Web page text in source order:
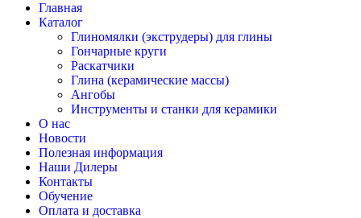
Главная
Каталог
Глиномялки (экструдеры) для глины
Гончарные круги
Раскатчики
Глина (керамические массы)
Ангобы
Инструменты и станки для керамики
О нас
Новости
Полезная информация
Наши Дилеры
Контакты
Обучение
Оплата и доставка